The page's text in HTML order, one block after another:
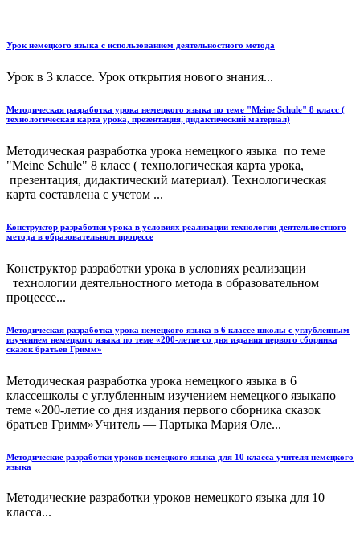
Урок немецкого языка с использованием деятельностного метода
Урок в 3 классе. Урок открытия нового знания...
Методическая разработка урока немецкого языка по теме "Meine Schule" 8 класс (
технологическая карта урока, презентация, дидактический материал)
Методическая разработка урока немецкого языка по теме
"Meine Schule" 8 класс ( технологическая карта урока,
презентация, дидактический материал). Технологическая
карта составлена с учетом ...
Конструктор разработки урока в условиях реализации технологии деятельностного
метода в образовательном процессе
Конструктор разработки урока в условиях реализации
технологии деятельностного метода в образовательном
процессе...
Методическая разработка урока немецкого языка в 6 классе школы с углубленным
изучением немецкого языка по теме «200-летие со дня издания первого сборника
сказок братьев Гримм»
Методическая разработка урока немецкого языка в 6
классешколы с углубленным изучением немецкого языкапо
теме «200-летие со дня издания первого сборника сказок
братьев Гримм»Учитель — Партыка Мария Оле...
Методические разработки уроков немецкого языка для 10 класса учителя немецкого
языка
Методические разработки уроков немецкого языка для 10
класса...